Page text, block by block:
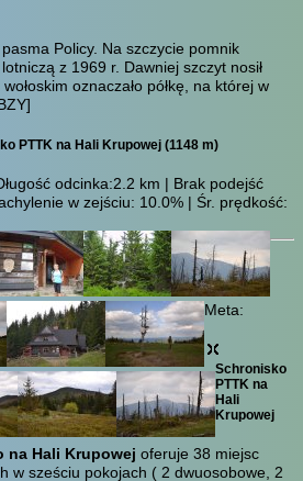
Policy. Na szczycie pomnik
z 1969 r. Dawniej szczyt nosił
oznaczało półkę, na której w
PTTK na Hali Krupowej (1148 m)
odcinka:2.2 km | Brak podejść
w zejściu: 10.0% | Śr. prędkość:
Meta:
Schronisko
PTTK na
Hali
Krupowej
na Hali Krupowej oferuje 38 miejsc
w sześciu pokojach ( 2 dwuosobowe, 2